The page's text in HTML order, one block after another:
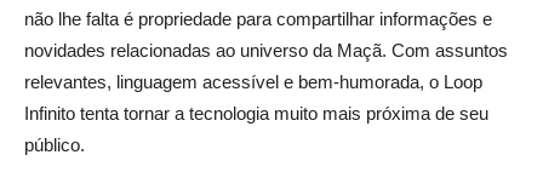
não lhe falta é propriedade para compartilhar informações e
novidades relacionadas ao universo da Maçã. Com assuntos
relevantes, linguagem acessível e bem-humorada, o Loop
Infinito tenta tornar a tecnologia muito mais próxima de seu
público.